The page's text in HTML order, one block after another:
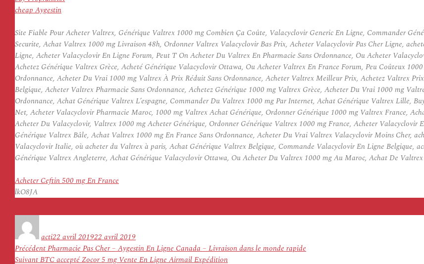
cheap Aygestin
Site Fiable Pour Acheter Valtrex, Générique Valtrex 1000 mg Combien Ça Coûte, Valacyclovir Generic En Ligne, Commander
Securite, Achat Valtrex 1000 mg Livraison 48h, Ordonner Valtrex Valacyclovir Bas Prix, Acheter Valacyclovir Pas Cher Ligne,
Ligne, Acheter Valacyclovir En Ligne Forum, Peut T On Acheter Du Valtrex En Pharmacie Sans Ordonnance, Ou Acheter
Achetez Générique Valtrex Grèce, Acheté Générique Valacyclovir Ottawa, Ou Acheter Valtrex En France Forum, Peu Coûteux
Ordonnance, Acheter Du Vrai 1000 mg Valtrex À Prix Réduit Sans Ordonnance, Acheter Valtrex Meilleur Prix, Achetez Valtrex
Belgique, Acheter Valtrex Pharmacie Sans Ordonnance, Achetez Générique 1000 mg Valtrex Grèce, Acheter Du Vrai 1000 mg
Ordonnance, Achat Générique Valtrex L’espagne, Commander Du Valtrex 1000 mg Par Internet, Achat Générique Valtrex Lille,
Net, Acheter Valacyclovir Pharmacie Maroc, 1000 mg Valtrex Achat Générique, Ordonner Générique 1000 mg Valtrex France,
Acheter Du Valacyclovir, Valtrex 1000 mg Acheter Générique, Ordonner Générique Valtrex 1000 mg France, Acheter Valacyclovir
Générique Valtrex Bâle, Achat Valtrex 1000 mg En France Sans Ordonnance, Acheter Du Vrai Valtrex Valacyclovir Moins Cher,
Valacyclovir Italie, où acheter du Valtrex à paris, Achat Générique Valtrex Belgique, Commande Valacyclovir En Ligne Belgique,
Générique Valtrex Angleterre, Achat Générique Valacyclovir Ottawa, Ou Acheter Du Valtrex 1000 mg Au Maroc, Achat De
Acheter Ceftin 500 mg En France
lkO8JA
actile
22 avril 201922 avril 2019
Navigation
de
PrécédentArticle
précédent :
Pharmacie Pas Cher – Aygestin En Ligne Canada – Livraison dans le monde rapide
SuivantArticle
BTC accepté Zocor 5 mg Vente En Ligne Airmail Expédition